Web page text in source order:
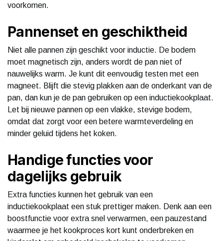
voorkomen.
Pannenset en geschiktheid
Niet alle pannen zijn geschikt voor inductie. De bodem
moet magnetisch zijn, anders wordt de pan niet of
nauwelijks warm. Je kunt dit eenvoudig testen met een
magneet. Blijft die stevig plakken aan de onderkant van de
pan, dan kun je de pan gebruiken op een inductiekookplaat.
Let bij nieuwe pannen op een vlakke, stevige bodem,
omdat dat zorgt voor een betere warmteverdeling en
minder geluid tijdens het koken.
Handige functies voor
dagelijks gebruik
Extra functies kunnen het gebruik van een
inductiekookplaat een stuk prettiger maken. Denk aan een
boostfunctie voor extra snel verwarmen, een pauzestand
waarmee je het kookproces kort kunt onderbreken en